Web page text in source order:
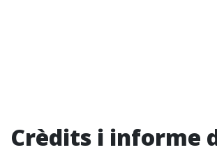
Crèdits i informe